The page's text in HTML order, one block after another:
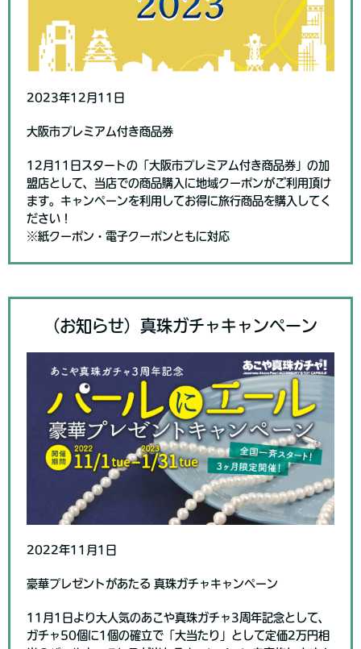
2023年12月11日
大阪市プレミアム付き商品券
12月11日スタートの「大阪市プレミアム付き商品券」の加
盟店として、当店での商品購入に地域クーポンがご利用頂け
ます。キャンペーンを利用してお得に旅行商品を購入してく
ださい！
※紙クーポン・電子クーポンともに対応
（お知らせ）真珠ガチャキャンペーン
2022年11月1日
豪華プレゼントがあたる 真珠ガチャキャンペーン
11月1日より大人気のあこや真珠ガチャ3周年記念として、
ガチャ50個に1個の確立で「大当たり」として定価2万円相